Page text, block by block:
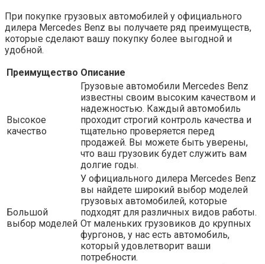
При покупке грузовых автомобилей у официального
дилера Mercedes Benz вы получаете ряд преимуществ,
которые сделают вашу покупку более выгодной и
удобной.
Преимущество Описание
Высокое
качество
Грузовые автомобили Mercedes Benz
известны своим высоким качеством и
надежностью. Каждый автомобиль
проходит строгий контроль качества и
тщательно проверяется перед
продажей. Вы можете быть уверены,
что ваш грузовик будет служить вам
долгие годы.
Большой
выбор моделей
У официального дилера Mercedes Benz
вы найдете широкий выбор моделей
грузовых автомобилей, которые
подходят для различных видов работы.
От маленьких грузовиков до крупных
фургонов, у нас есть автомобиль,
который удовлетворит ваши
потребности.